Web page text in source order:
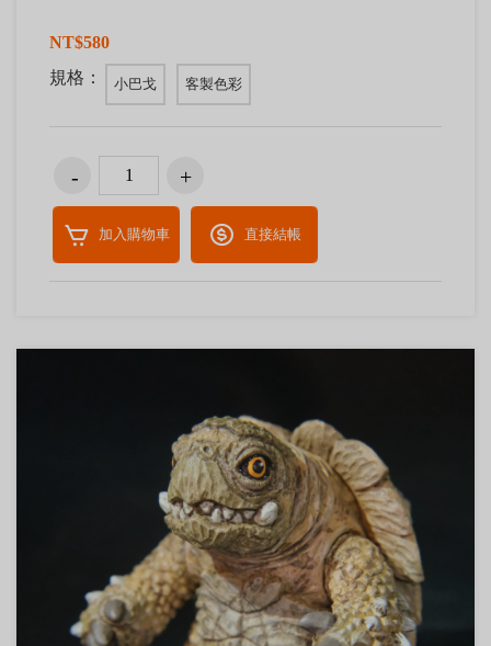
NT$580
規格：
小巴戈 客製色彩
加入購物車 直接結帳